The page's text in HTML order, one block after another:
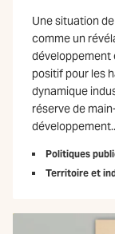
Une situation
comme un
développement
positif pour les
dynamique
réserve de
Politiques
Territoire et